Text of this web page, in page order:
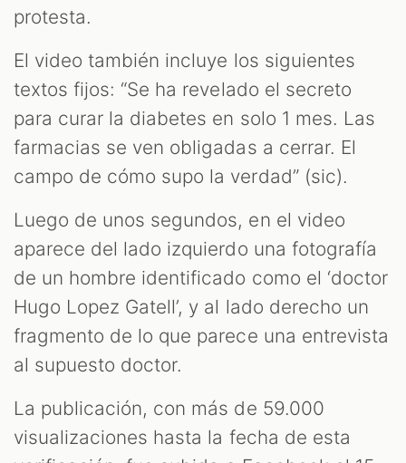
protesta.
El video también incluye los siguientes
textos fijos: “Se ha revelado el secreto
para curar la diabetes en solo 1 mes. Las
farmacias se ven obligadas a cerrar. El
campo de cómo supo la verdad” (sic).
Luego de unos segundos, en el video
aparece del lado izquierdo una fotografía
de un hombre identificado como el ‘doctor
Hugo Lopez Gatell’, y al lado derecho un
fragmento de lo que parece una entrevista
al supuesto doctor.
La publicación, con más de 59.000
visualizaciones hasta la fecha de esta